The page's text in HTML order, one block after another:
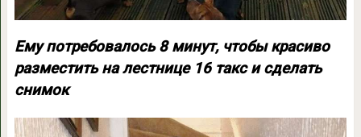
Ему потребовалось 8 минут, чтобы красиво
разместить на лестнице 16 такс и сделать
снимок